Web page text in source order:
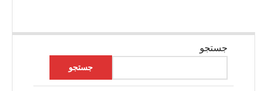
جستجو
جستجو